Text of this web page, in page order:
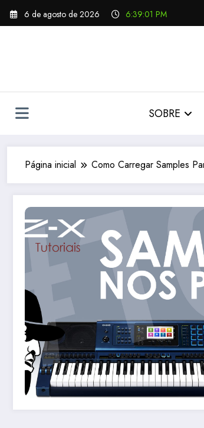
Pular
para
6 de agosto de 2026 6:39:02 PM
SOBRE
Página inicial Como Carregar Samples